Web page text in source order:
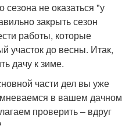
не оказаться "у
закрыть сезон
работы, которые
участок до весны. Итак,
дачу к зиме.
части дел вы уже
в вашем дачном
проверить – вдруг